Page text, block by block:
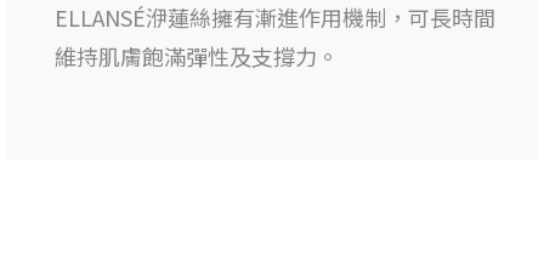
ELLANSÉ洢蓮絲擁有漸進作用機制，可長時間
維持肌膚飽滿彈性及支撐力。